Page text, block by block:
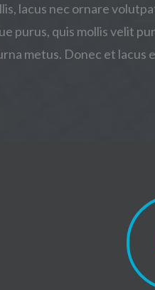
lacus nec ornare
purus, quis mollis velit
metus. Donec et lacus